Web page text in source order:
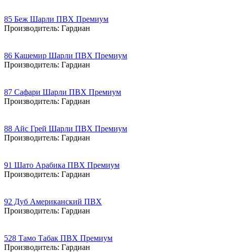
85 Беж Шарли ПВХ Премиум
Производитель: Гардиан
86 Кашемир Шарли ПВХ Премиум
Производитель: Гардиан
87 Сафари Шарли ПВХ Премиум
Производитель: Гардиан
88 Айс Грей Шарли ПВХ Премиум
Производитель: Гардиан
91 Шато Арабика ПВХ Премиум
Производитель: Гардиан
92 Дуб Американский ПВХ
Производитель: Гардиан
528 Тамо Табак ПВХ Премиум
Производитель: Гардиан